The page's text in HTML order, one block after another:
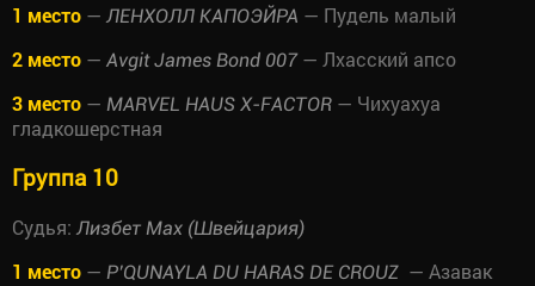
1 место — ЛЕНХОЛЛ КАПОЭЙРА — Пудель малый
2 место — Avgit James Bond 007— Лхасский апсо
3 место — MARVEL HAUS X-FACTOR — Чихуахуа
гладкошерстная
Группа 10
Судья: Лизбет Мах (Швейцария)
1 место — P’QUNAYLA DU HARAS DE CROUZ — Азавак